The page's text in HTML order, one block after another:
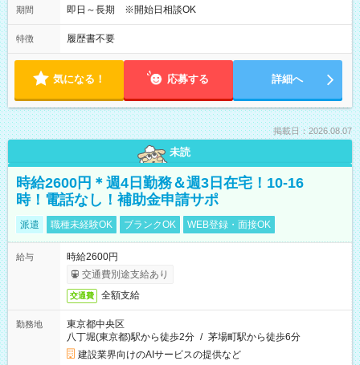
期間 即日～長期 ※開始日相談OK
特徴 履歴書不要
気になる！ 応募する 詳細へ
掲載日：2026.08.07
未読
時給2600円＊週4日勤務＆週3日在宅！10-16
時！電話なし！補助金申請サポ
派遣 職種未経験OK ブランクOK WEB登録・面接OK
給与
時給2600円
交通費別途支給あり
交通費 全額支給
勤務地
東京都中央区
八丁堀(東京都)駅から徒歩2分 / 茅場町駅から徒歩6分
建設業界向けのAIサービスの提供など